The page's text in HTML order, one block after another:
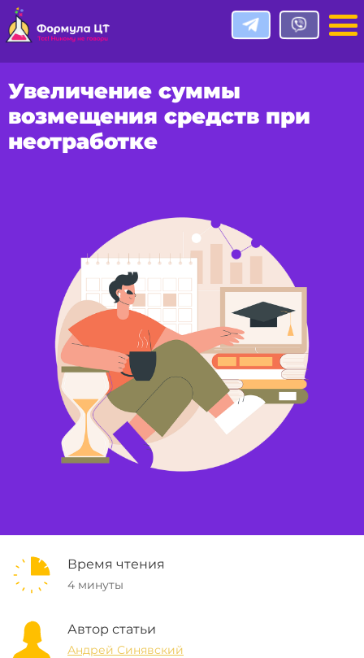
Увеличение суммы
возмещения средств при
неотработке
Время чтения
4 минуты
Автор статьи
Андрей Синявский